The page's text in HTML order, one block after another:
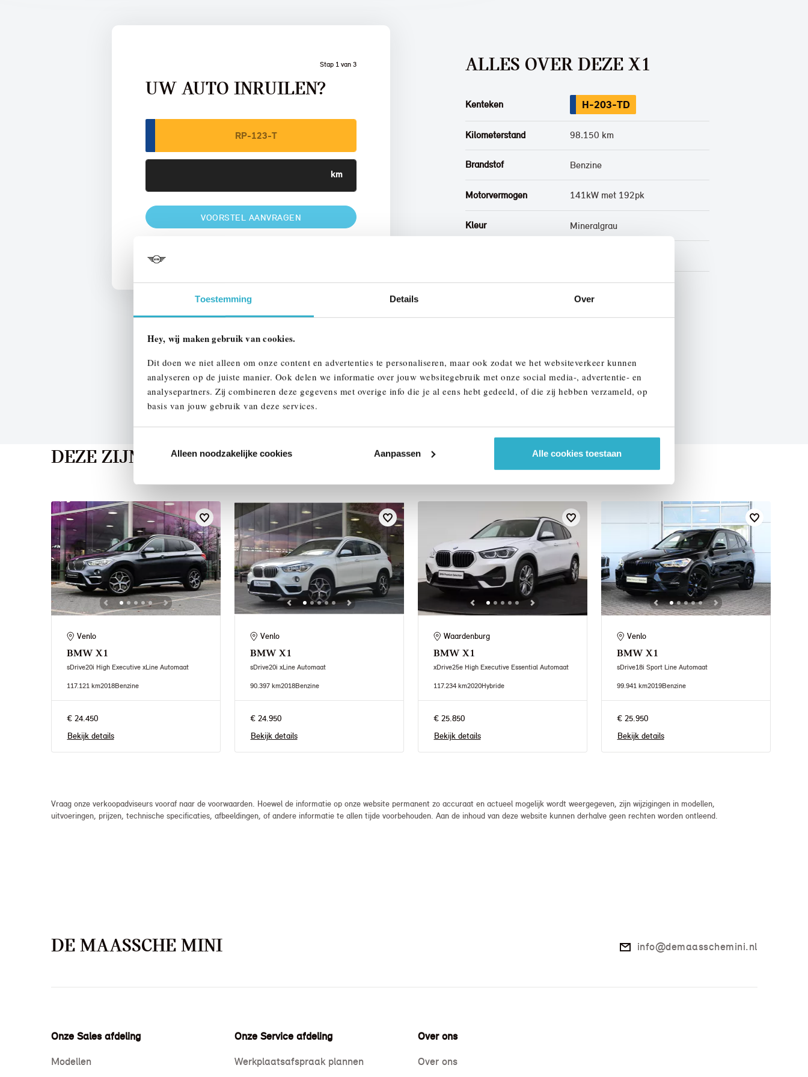
Toestemming Details Over
Hey, wij maken gebruik van cookies.
Dit doen we niet alleen om onze content en advertenties te personaliseren, maar ook zodat we het websiteverkeer kunnen
analyseren op de juiste manier. Ook delen we informatie over jouw websitegebruik met onze social media-, advertentie- en
analysepartners. Zij combineren deze gegevens met overige info die je al eens hebt gedeeld, of die zij hebben verzameld, op
basis van jouw gebruik van deze services.
Alleen noodzakelijke cookies Aanpassen Alle cookies toestaan
Stap 1 van 3
UW AUTO INRUILEN?
VOORSTEL AANVRAGEN
ALLES OVER DEZE X1
Kenteken H-203-TD
Kilometerstand 98.150 km
Brandstof Benzine
Motorvermogen 141kW met 192pk
Kleur Mineralgrau
Btw/Marge Marge
DEZE ZIJN VERGELIJKBAAR
Venlo
BMW X1
sDrive20i High Executive xLine Automaat
117.121 km2018Benzine
€ 24.450
Bekijk details
Venlo
BMW X1
sDrive20i xLine Automaat
90.397 km2018Benzine
€ 24.950
Bekijk details
Waardenburg
BMW X1
xDrive25e High Executive Essential Automaat
117.234 km2020Hybride
€ 25.850
Bekijk details
Venlo
BMW X1
sDrive18i Sport Line Automaat
99.941 km2019Benzine
€ 25.950
Bekijk details
Vraag onze verkoopadviseurs vooraf naar de voorwaarden. Hoewel de informatie op onze website permanent zo accuraat en actueel mogelijk wordt weergegeven, zijn wijzigingen in modellen,
uitvoeringen, prijzen, technische specificaties, afbeeldingen, of andere informatie te allen tijde voorbehouden. Aan de inhoud van deze website kunnen derhalve geen rechten worden ontleend.
DE MAASSCHE MINI info@demaasschemini.nl
Onze Sales afdeling
Modellen
Onze Service afdeling
Werkplaatsafspraak plannen
Over ons
Over ons